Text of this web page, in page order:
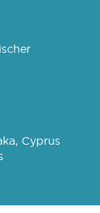
Cyprus